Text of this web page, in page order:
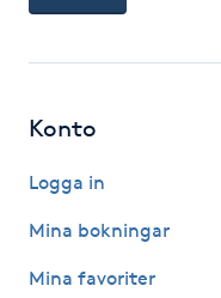
Hatha Yoga
Headspa
Healing
Konto
Logga in
Mina bokningar
Mina favoriter